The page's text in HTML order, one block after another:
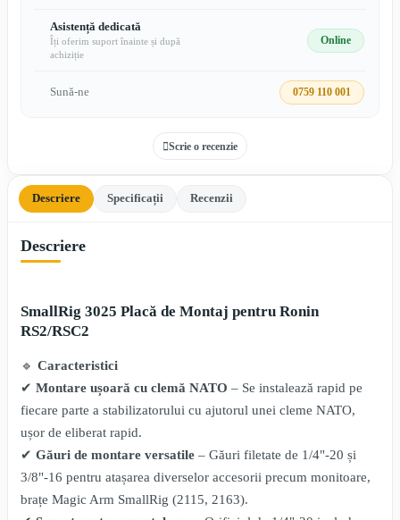
Asistență dedicată
Îți oferim suport înainte și după
achiziție
Online
Sună-ne 0759 110 001
Scrie o recenzie
Descriere Specificații Recenzii
Descriere
SmallRig 3025 Placă de Montaj pentru Ronin
RS2/RSC2
🔹 Caracteristici
✔ Montare ușoară cu clemă NATO – Se instalează rapid pe
fiecare parte a stabilizatorului cu ajutorul unei cleme NATO,
ușor de eliberat rapid.
✔ Găuri de montare versatile – Găuri filetate de 1/4"-20 și
3/8"-16 pentru atașarea diverselor accesorii precum monitoare,
brațe Magic Arm SmallRig (2115, 2163).